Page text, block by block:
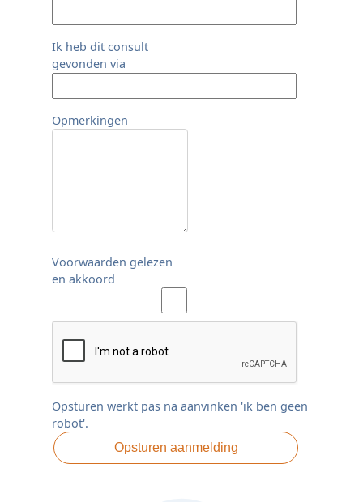
Ik heb dit consult
gevonden via
Opmerkingen
Voorwaarden gelezen
en akkoord
Opsturen werkt pas na aanvinken 'ik ben geen
robot'.